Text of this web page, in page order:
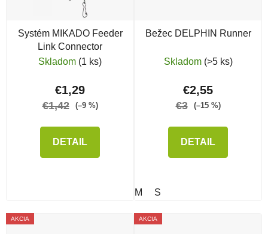
Systém MIKADO Feeder
Link Connector
Skladom (1 ks)
€1,29
€1,42 (–9 %)
DETAIL
Bežec DELPHIN Runner
Skladom (>5 ks)
€2,55
€3 (–15 %)
DETAIL
M S
AKCIA AKCIA